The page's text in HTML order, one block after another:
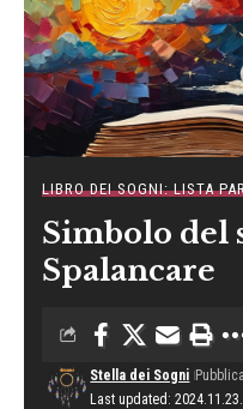
LIBRO DEI SOGNI: LISTA
Simbolo del
Spalancare
Last updated:
Stella dei Sogni